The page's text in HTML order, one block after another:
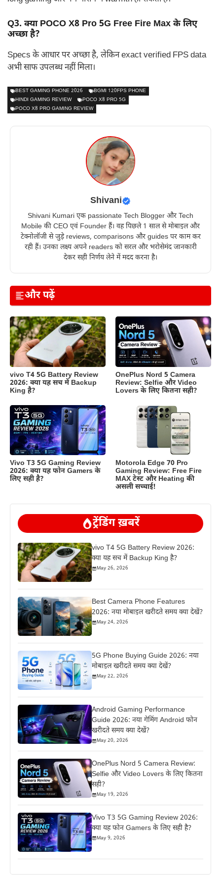
Q3. क्या POCO X8 Pro 5G Free Fire Max के लिए
अच्छा है?
Specs के आधार पर अच्छा है, लेकिन exact verified FPS data
अभी साफ उपलब्ध नहीं मिला।
BEST GAMING PHONE 2026
BGMI 120FPS PHONE
HINDI GAMING REVIEW
POCO X8 PRO 5G
POCO X8 PRO GAMING REVIEW
Shivani
Shivani Kumari एक passionate Tech Blogger और Tech
Mobile की CEO एवं Founder हैं। वह पिछले 1 साल से मोबाइल और
टेक्नोलॉजी से जुड़े reviews, comparisons और guides पर काम कर
रही हैं। उनका लक्ष्य अपने readers को सरल और भरोसेमंद जानकारी
देकर सही निर्णय लेने में मदद करना है।
और पढ़ें
vivo T4 5G Battery Review
2026: क्या यह सच में Backup
King है?
OnePlus Nord 5 Camera
Review: Selfie और Video
Lovers के लिए कितना सही?
Vivo T3 5G Gaming Review
2026: क्या यह फोन Gamers के
लिए सही है?
Motorola Edge 70 Pro
Gaming Review: Free Fire
MAX टेस्ट और Heating की
असली सच्चाई!
ट्रेंडिंग ख़बरें
vivo T4 5G Battery Review 2026:
क्या यह सच में Backup King है?
May 26, 2026
Best Camera Phone Features
2026: नया मोबाइल खरीदते समय क्या देखें?
May 24, 2026
5G Phone Buying Guide 2026: नया
मोबाइल खरीदते समय क्या देखें?
May 22, 2026
Android Gaming Performance
Guide 2026: नया गेमिंग Android फोन
खरीदते समय क्या देखें?
May 20, 2026
OnePlus Nord 5 Camera Review:
Selfie और Video Lovers के लिए कितना
सही?
May 19, 2026
Vivo T3 5G Gaming Review 2026:
क्या यह फोन Gamers के लिए सही है?
May 9, 2026